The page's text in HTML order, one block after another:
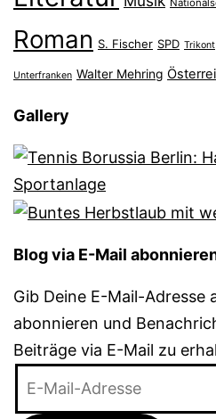
Roman S. Fischer SPD Trikont
Unterfranken Walter Mehring
Gallery
Blog via E-Mail
Gib Deine E-Mail-Adresse
abonnieren und
Beiträge via E-Mail zu